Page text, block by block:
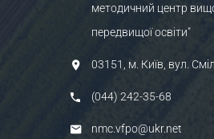
методичний центр
передвищої освіти"
03151, м. Київ, вул.
(044) 242-35-68
nmc.vfpo@ukr.net